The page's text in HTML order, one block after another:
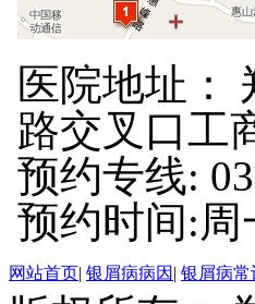
医院地址：
路交叉口工
预约专线:
预约时间:周
网站首页| 银屑病病因 | 银屑病常